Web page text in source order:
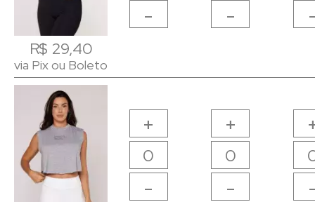
R$ 29,40
via Pix ou Boleto
- -
+
-
+
-
R$ 29,40
via Pix ou Boleto